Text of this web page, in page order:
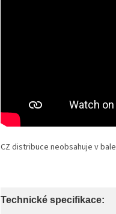
CZ distribuce neobsahuje v
Technické specifikace: